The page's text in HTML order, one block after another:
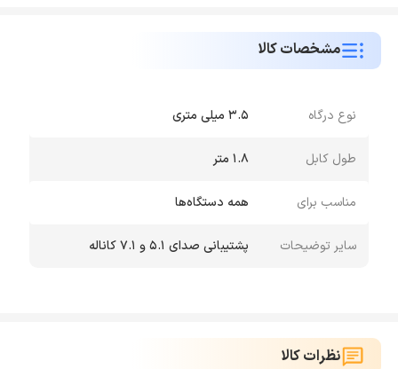
مشخصات کالا
نوع درگاه 3.5 میلی متری
طول کابل 1.8 متر
مناسب برای همه دستگاه‌ها
سایر توضیحات پشتیبانی صدای 5.1 و 7.1 کاناله
نظرات کالا